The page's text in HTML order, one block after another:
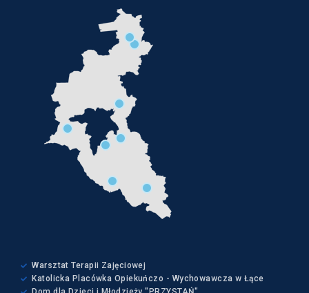
Warsztat Terapii Zajęciowej
Katolicka Placówka Opiekuńczo - Wychowawcza w Łące